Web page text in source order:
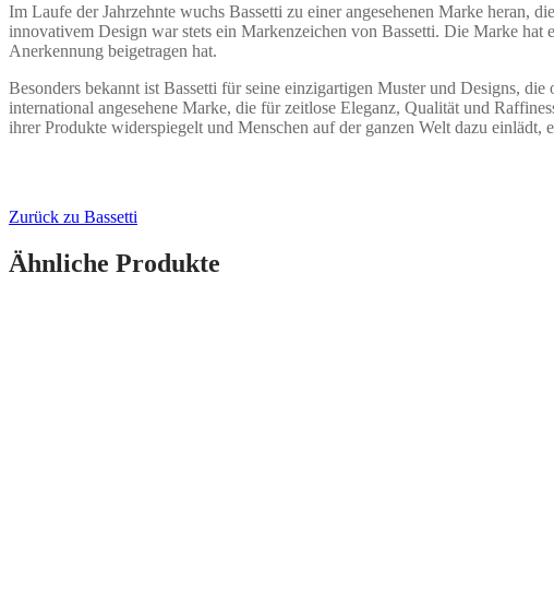
Im Laufe der Jahrzehnte wuchs Bassetti zu einer angesehenen Marke
innovativem Design war stets ein Markenzeichen von Bassetti. Die Marke
Anerkennung beigetragen hat.
Besonders bekannt ist Bassetti für seine einzigartigen Muster und Designs,
international angesehene Marke, die für zeitlose Eleganz, Qualität und
ihrer Produkte widerspiegelt und Menschen auf der ganzen Welt dazu
Zurück zu Bassetti
Ähnliche Produkte